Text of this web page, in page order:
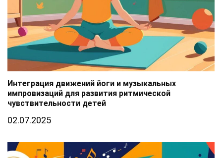
Интеграция движений йоги и музыкальных
импровизаций для развития ритмической
чувствительности детей
02.07.2025